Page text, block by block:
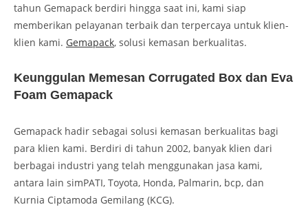
tahun Gemapack berdiri hingga saat ini, kami siap
memberikan pelayanan terbaik dan terpercaya untuk klien-
klien kami. Gemapack, solusi kemasan berkualitas.
Keunggulan Memesan Corrugated Box dan Eva
Foam Gemapack
Gemapack hadir sebagai solusi kemasan berkualitas bagi
para klien kami. Berdiri di tahun 2002, banyak klien dari
berbagai industri yang telah menggunakan jasa kami,
antara lain simPATI, Toyota, Honda, Palmarin, bcp, dan
Kurnia Ciptamoda Gemilang (KCG).